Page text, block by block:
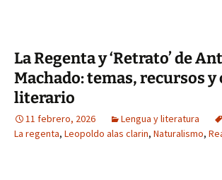
La Regenta y ‘Retrato’ de
Machado: temas, recursos
literario
11 febrero, 2026 Lengua y literatura
La regenta, Leopoldo alas clarin, Naturalismo,